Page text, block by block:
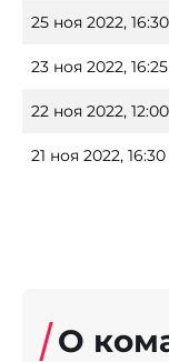
25 ноя 2022, 16:30
23 ноя 2022, 16:25
22 ноя 2022, 12:00
21 ноя 2022, 16:30
О